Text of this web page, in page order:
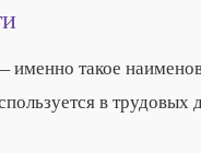
именно такое
в